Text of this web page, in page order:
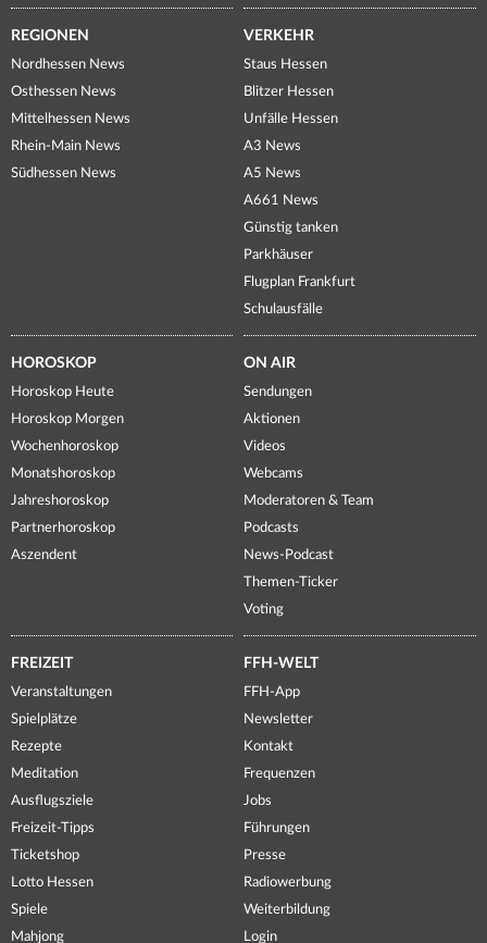
REGIONEN
Nordhessen News
Osthessen News
Mittelhessen News
Rhein-Main News
Südhessen News
VERKEHR
Staus Hessen
Blitzer Hessen
Unfälle Hessen
A3 News
A5 News
A661 News
Günstig tanken
Parkhäuser
Flugplan Frankfurt
Schulausfälle
HOROSKOP
Horoskop Heute
Horoskop Morgen
Wochenhoroskop
Monatshoroskop
Jahreshoroskop
Partnerhoroskop
Aszendent
ON AIR
Sendungen
Aktionen
Videos
Webcams
Moderatoren & Team
Podcasts
News-Podcast
Themen-Ticker
Voting
FREIZEIT
Veranstaltungen
Spielplätze
Rezepte
Meditation
Ausflugsziele
Freizeit-Tipps
Ticketshop
Lotto Hessen
Spiele
Mahjong
FFH-WELT
FFH-App
Newsletter
Kontakt
Frequenzen
Jobs
Führungen
Presse
Radiowerbung
Weiterbildung
Login